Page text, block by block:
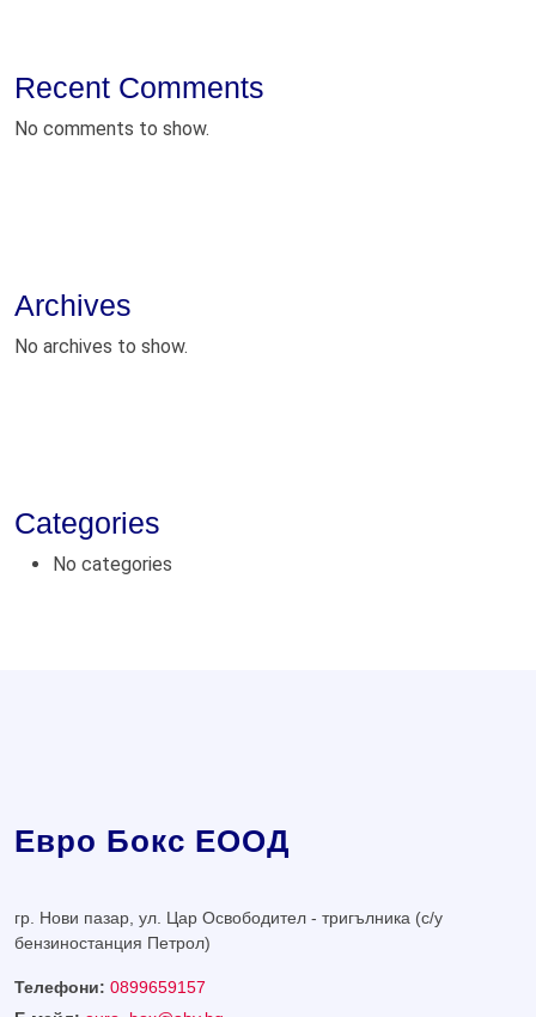
Recent Comments
No comments to show.
Archives
No archives to show.
Categories
No categories
Евро Бокс ЕООД
гр. Нови пазар, ул. Цар Освободител - тригълника (с/у
бензиностанция Петрол)
Телефони: 0899659157